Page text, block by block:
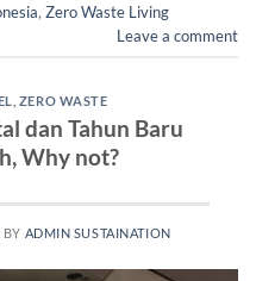
, Zero Waste Living
Leave a comment
ZERO WASTE
dan Tahun Baru
Why not?
BY ADMIN SUSTAINATION